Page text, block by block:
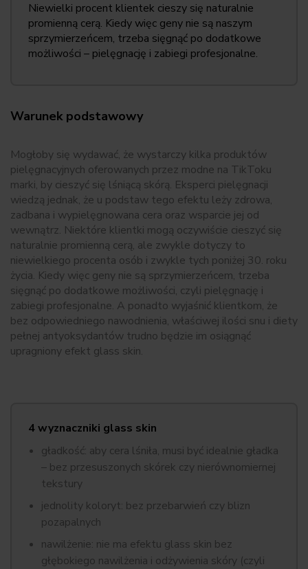
Niewielki procent klientek cieszy się naturalnie
promienną cerą. Kiedy więc geny nie są naszym
sprzymierzeńcem, trzeba sięgnąć po dodatkowe
możliwości – pielęgnację i zabiegi profesjonalne.
Warunek podstawowy
Mogłoby się wydawać, że wystarczy kilka produktów
pielęgnacyjnych oferowanych przez modne na TikToku
marki, by cieszyć się lśniącą skórą. Eksperci pielęgnacji
wiedzą jednak, że u podstaw tego efektu leży zdrowa,
zadbana i wypielęgnowana cera oraz wsparcie jej od
wewnątrz. Niektóre klientki mogą oczywiście cieszyć się
naturalnie promienną cerą, ale zwykle dotyczy to
niewielkiego procenta osób i zwykle tych poniżej 30. roku
życia. Kiedy więc geny nie są sprzymierzeńcem, trzeba
sięgnąć po dodatkowe możliwości, czyli pielęgnację i
zabiegi profesjonalne. A ponadto wyjaśnić klientkom, że
bez odpowiedniego nawodnienia, właściwej ilości snu i diety
pełnej antyoksydantów trudno będzie im osiągnąć
upragniony efekt glass skin.
4 wyznaczniki glass skin
gładkość: aby cera lśniła, musi być idealnie gładka
– bez przesuszonych skórek czy nierównomiernej
tekstury
jednolity koloryt: bez przebarwień czy blizn
pozapalnych
nawilżenie: nie ma efektu glass skin bez
głębokiego nawilżenia i odżywienia skóry (czyli